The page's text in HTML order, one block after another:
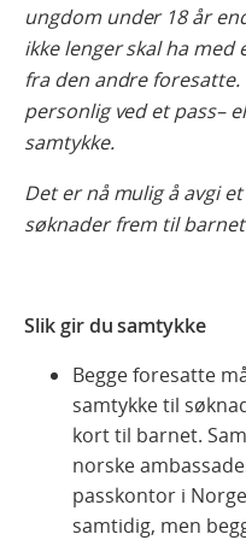
ungdom under 18 år
ikke lenger skal ha med
fra den andre
personlig ved et pass–
samtykke.
Det er nå mulig å avgi
søknader frem til
Slik gir du samtykke
Begge foresatte
samtykke til
kort til barnet.
norske
passkontor i
samtidig, men